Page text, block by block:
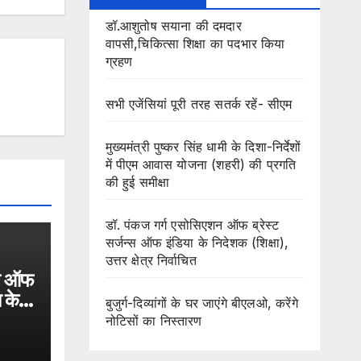
ऑफ
के
डॉ.आशुतोष सयाना की दमदार
वापसी,चिकित्सा शिक्षा का पदभार किया
ग्रहण
सभी एजेंसियां पूरी तरह सतर्क रहें- सीएम
मुख्यमंत्री पुष्कर सिंह धामी के दिशा-निर्देशों
में पीएम आवास योजना (शहरी) की प्रगति
की हुई समीक्षा
डॉ. पंकज गर्ग एसोसिएशन ऑफ ब्रेस्ट
सर्जन्स ऑफ इंडिया के निदेशक (शिक्षा),
उत्तर क्षेत्र निर्वाचित
बुजुर्ग-दिव्यांगों के घर जाएंगे बीएलओ, करेंगे
नोटिसों का निस्तारण